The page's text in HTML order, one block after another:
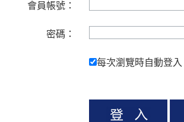
會員帳號：
密碼：
每次瀏覽時自動登入